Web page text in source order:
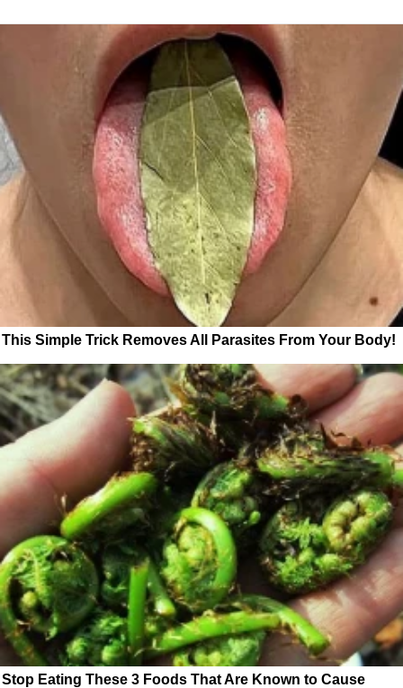
This Simple Trick Removes All Parasites From Your Body!
Stop Eating These 3 Foods That Are Known to Cause